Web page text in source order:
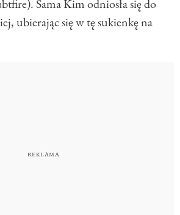
Sama Kim odniosła się do
ubierając się w tę sukienkę na